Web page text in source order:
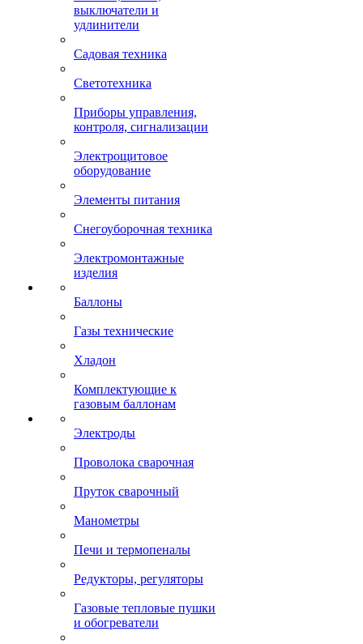
выключатели и
удлинители
Садовая техника
Светотехника
Приборы управления,
контроля, сигнализации
Электрощитовое
оборудование
Элементы питания
Снегоуборочная техника
Электромонтажные
изделия
Баллоны
Газы технические
Хладон
Комплектующие к
газовым баллонам
Электроды
Проволока сварочная
Пруток сварочный
Манометры
Печи и термопеналы
Редукторы, регуляторы
Газовые тепловые пушки
и обогреватели